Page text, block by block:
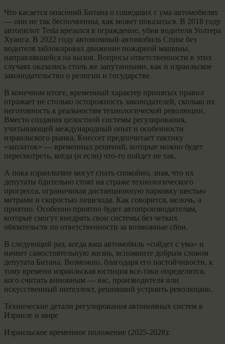
Что касается опасений Битана о сошедших с ума автомобилях
— они не так беспочвенны, как может показаться. В 2018 году
автопилот Tesla врезался в ограждение, убив водителя Уолтера
Хуанга. В 2022 году автономный автомобиль Cruise без
водителя заблокировал движение пожарной машины,
направлявшейся на вызов. Вопросы ответственности в этих
случаях оказались столь же запутанными, как и израильское
законодательство о религии и государстве.
В конечном итоге, временный характер принятых правил
отражает не столько осторожность законодателей, сколько их
неготовность к реальностям технологической революции.
Вместо создания целостной системы регулирования,
учитывающей международный опыт и особенности
израильского рынка, Кнессет предпочитает тактику
«заплаток» — временных решений, которые можно будет
пересмотреть, когда (и если) что-то пойдет не так.
А пока израильтяне могут спать спокойно, зная, что их
депутаты бдительно стоят на страже технологического
прогресса, ограничивая дистанционную парковку шестью
метрами и скоростью пешехода. Как говорится, мелочь, а
приятно. Особенно приятно будет автопроизводителям,
которые смогут внедрять свои системы без четких
обязательств по ответственности за возможные сбои.
В следующий раз, когда ваш автомобиль «сойдет с ума» и
начнет самостоятельную жизнь, вспомните добрым словом
депутата Битана. Возможно, благодаря его настойчивости, к
тому времени израильская юстиция все-таки определится,
кого считать виновным — вас, производителя или
искусственный интеллект, решивший устроить революцию.
Технические детали регулирования автономных систем в
Израиле и мире
Израильское временное положение (2025-2028):